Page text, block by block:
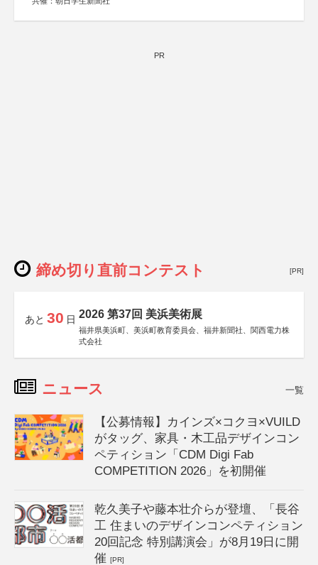
PR
締め切り直前コンテスト [PR]
あと 30 日 2026 第37回 美浜美術展
福井県美浜町、美浜町教育委員会、福井新聞社、関西電力株
式会社
ニュース 一覧
【公募情報】カインズ×コクヨ×VUILD
がタッグ、家具・木工品デザインコン
ペティション「CDM Digi Fab
COMPETITION 2026」を初開催
乾久美子や藤本壮介らが登壇、「長谷
工 住まいのデザインコンペティション
20回記念 特別講演会」が8月19日に開
催[PR]